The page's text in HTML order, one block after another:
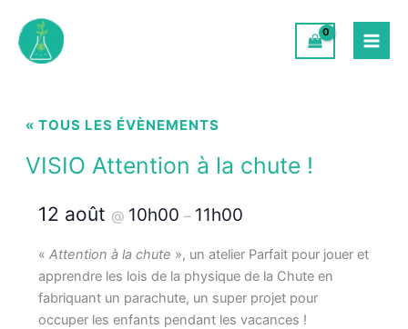
contenu
« TOUS LES ÉVÈNEMENTS
VISIO Attention à la chute !
12 août @ 10h00– 11h00
«Attention à la chute », un atelier Parfait pour jouer et
apprendre les lois de la physique de la Chute en
fabriquant un parachute, un super projet pour
occuper les enfants pendant les vacances !